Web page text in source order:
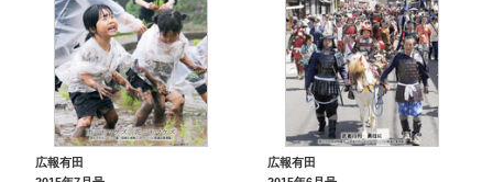
広報有田
広報有田